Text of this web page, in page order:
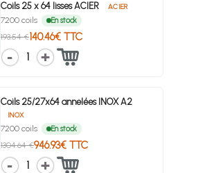
Coils 25 x 64 lisses ACIER ACIER
7200 coils En stock
193.54 €140.46€ TTC
1
Coils 25/27x64 annelées INOX A2
INOX
7200 coils En stock
1304.64 €946.93€ TTC
1